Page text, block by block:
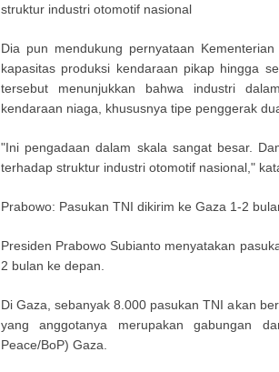
struktur industri otomotif nasional
Dia pun mendukung pernyataan
kapasitas produksi kendaraan pikap hingga
tersebut menunjukkan bahwa industri
kendaraan niaga, khususnya tipe penggerak
"Ini pengadaan dalam skala sangat besar.
terhadap struktur industri otomotif nasional,"
Prabowo: Pasukan TNI dikirim ke Gaza 1-2
Presiden Prabowo Subianto menyatakan
2 bulan ke depan.
Di Gaza, sebanyak 8.000 pasukan TNI akan
yang anggotanya merupakan gabungan
Peace/BoP) Gaza.